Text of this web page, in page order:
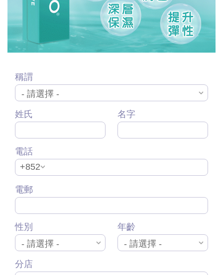
稱謂
姓氏 名字
電話
+852
電郵
性別 年齡
分店